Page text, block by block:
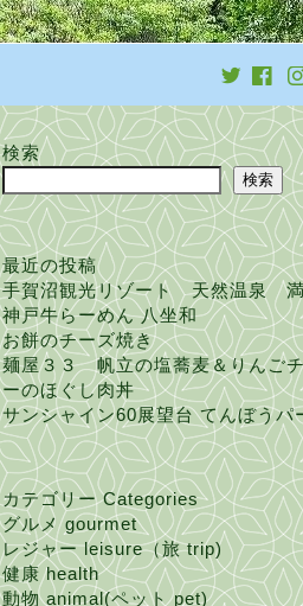
検索
検索
最近の投稿
手賀沼観光リゾート 天然温泉
神戸牛らーめん 八坐和
お餅のチーズ焼き
麺屋３３ 帆立の塩蕎麦＆りんご
ーのほぐし肉丼
サンシャイン60展望台 てんぼうパ
カテゴリー Categories
グルメ gourmet
レジャー leisure（旅 trip)
健康 health
動物 animal(ペット pet)